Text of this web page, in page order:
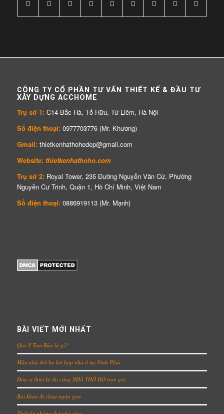
CÔNG TY CỔ PHẦN TƯ VẤN THIẾT KẾ & ĐẦU TƯ
XÂY DỰNG ACCHOME
Trụ sở 1:C14 Bắc Hà, Tố Hữu, Từ Liêm, Hà Nội
Số điện thoại:0977703776 (Mr. Khương)
Gmail:thietkenhathohodep@gmail.com
Website:thietkenhathoho.com
Trụ sở 2:Royal Tower, 235 Đường Nguyễn Văn Cừ, Phường
Nguyễn Cư Trinh, Quận 1, Hồ Chí Minh, Việt Nam
Số điện thoại:0886919113 (Mr. Mạnh)
BÀI VIẾT MỚI NHẤT
Quy Y Tam Bảo là gì?
Mẫu nhà thờ họ kết hợp nhà ở tại Vĩnh Phúc
Đơn vị thiết kế thi công NHÀ THỜ HỌ trọn gói
Bài khấn đi chùa ngắn gọn